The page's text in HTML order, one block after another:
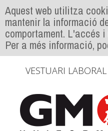
Aquest web utilitza
mantenir la informació
comportament. L'accés
Per a més informació,
VESTUARI